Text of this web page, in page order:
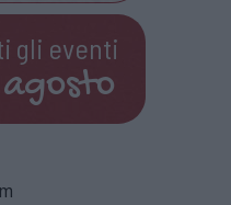
gli eventi
agosto